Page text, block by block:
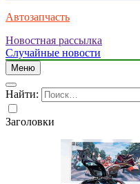
Автозапчасть
Новостная рассылка
Случайные новости
Меню
Найти:
Заголовки